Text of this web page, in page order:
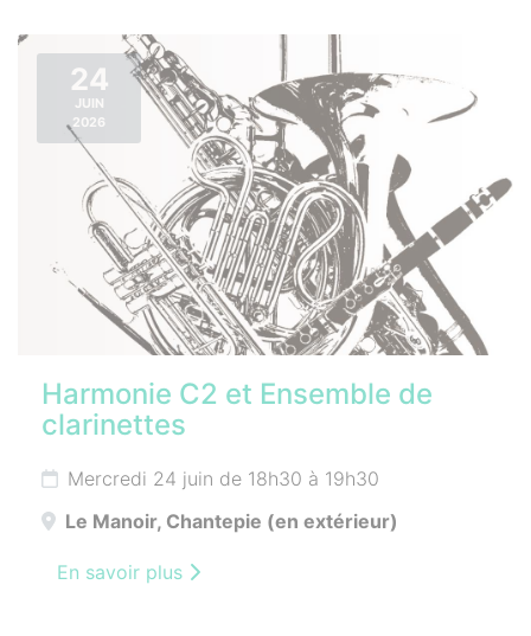
24
JUIN
2026
Harmonie C2 et Ensemble de
clarinettes
Mercredi 24 juin de 18h30 à 19h30
Le Manoir, Chantepie (en extérieur)
En savoir plus